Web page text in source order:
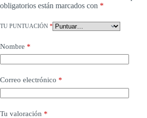
obligatorios están marcados con *
TU PUNTUACIÓN *
Nombre *
Correo electrónico *
Tu valoración *